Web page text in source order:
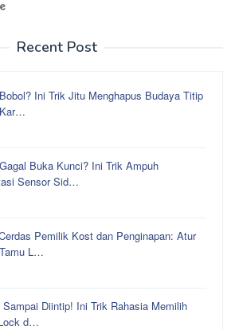
Recent Post
Ini Trik Jitu Menghapus Budaya Titip
Buka Kunci? Ini Trik Ampuh
Sensor Sid…
Pemilik Kost dan Penginapan: Atur
L…
Sampai Diintip! Ini Trik Rahasia Memilih
d…